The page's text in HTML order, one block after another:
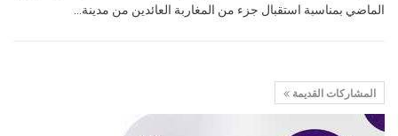
الماضي بمناسبة استقبال جزء من المغاربة العائدين من مدينة…
المشاركات القديمة